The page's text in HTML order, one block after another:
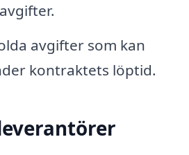
avgifter som kan
kontraktets löptid.